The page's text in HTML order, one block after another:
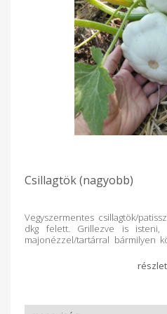
Csillagtök (nagyobb)
Vegyszermentes csillagtök/
dkg felett. Grillezve is isteni,
majonézzel/tartárral bármilyen
emberekkel, egészen
megosztó zöldség. Ennek nem
csakis valami fatális tévedésről